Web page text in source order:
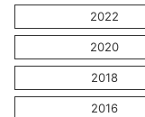
2022
2020
2018
2016